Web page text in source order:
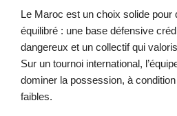
Le Maroc est un choix solide pour
équilibré : une base défensive
dangereux et un collectif qui
Sur un tournoi international,
dominer la possession, à
faibles.